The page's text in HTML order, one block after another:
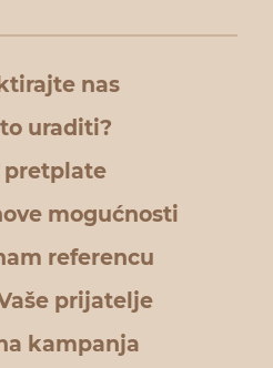
nas
uraditi?
pretplate
mogućnosti
referencu
prijatelje
kampanja